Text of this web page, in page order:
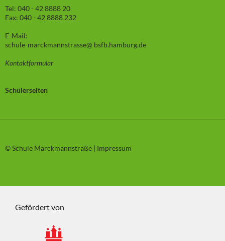
Tel: 040 - 42 8888 20
Fax: 040 - 42 8888 232
E-Mail:
schule-marckmannstrasse@ bsfb.hamburg.de
Kontaktformular
Schülerseiten
© Schule Marckmannstraße | Impressum
Gefördert von